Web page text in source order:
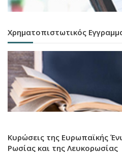
Χρηματοπιστωτικός
Κυρώσεις της Ευρωπαϊκής
Ρωσίας και της Λευκορωσίας